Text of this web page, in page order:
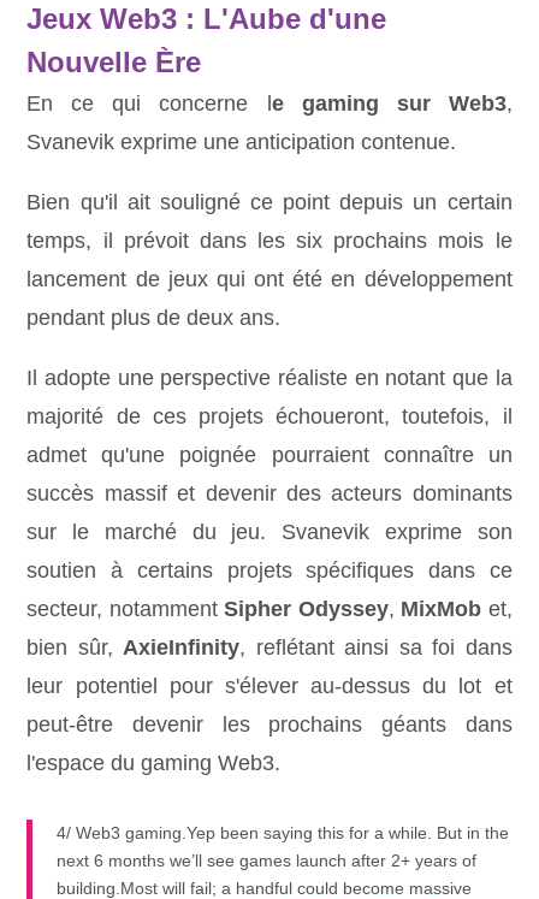
Jeux Web3 : L'Aube d'une
Nouvelle Ère
En ce qui concerne le gaming sur Web3,
Svanevik exprime une anticipation contenue.
Bien qu'il ait souligné ce point depuis un certain
temps, il prévoit dans les six prochains mois le
lancement de jeux qui ont été en développement
pendant plus de deux ans.
Il adopte une perspective réaliste en notant que la
majorité de ces projets échoueront, toutefois, il
admet qu'une poignée pourraient connaître un
succès massif et devenir des acteurs dominants
sur le marché du jeu. Svanevik exprime son
soutien à certains projets spécifiques dans ce
secteur, notammentSipher Odyssey, MixMob et,
bien sûr, AxieInfinity, reflétant ainsi sa foi dans
leur potentiel pour s'élever au-dessus du lot et
peut-être devenir les prochains géants dans
l'espace du gaming Web3.
4/ Web3 gaming.Yep been saying this for a while. But in the
next 6 months we’ll see games launch after 2+ years of
building.Most will fail; a handful could become massive